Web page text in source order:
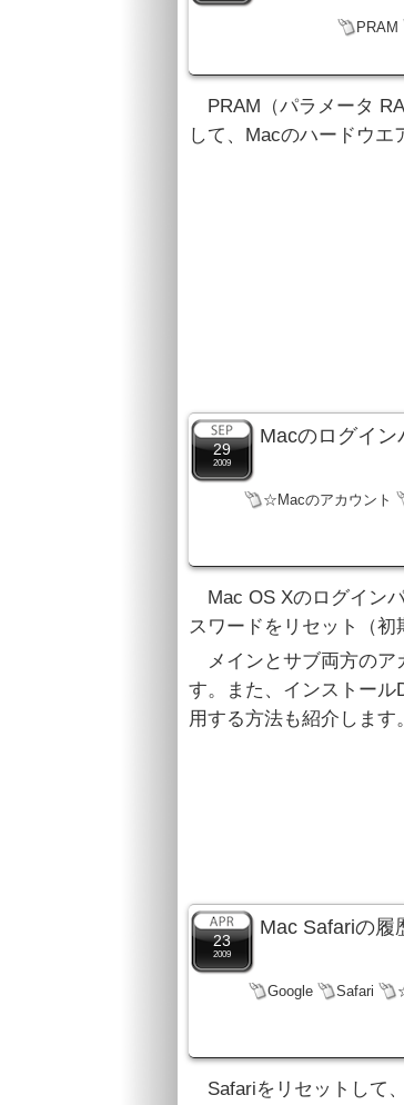
PRAM
PRAM（パラメータ
して、Macのハードウエ
29
2009
Macのログイ
☆Macのアカウント
Mac OS Xのログイン
スワードをリセット（初
メインとサブ両方のア
す。また、インストール
用する方法も紹介します。
23
2009
Mac Safariの履
Google Safari
Safariをリセットして